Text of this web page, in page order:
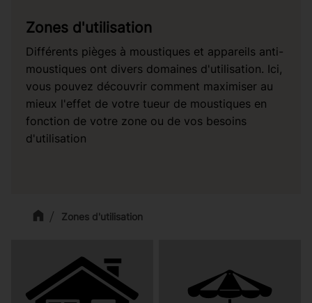
Zones d'utilisation
Zones d'utilisation
Différents pièges à moustiques et appareils anti-
moustiques ont divers domaines d'utilisation. Ici,
vous pouvez découvrir comment maximiser au
mieux l'effet de votre tueur de moustiques en
fonction de votre zone ou de vos besoins
d'utilisation